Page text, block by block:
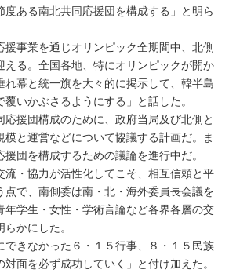
度ある南北共同応援団を構成する」と明ら
援事業を通じオリンピック全期間中、北側
える。全国各地、特にオリンピックが開か
れ幕と統一旗を大々的に掲示して、韓半島
いかぶさるようにする」と話した。
応援団構成のために、政府当局及び北側と
模と運営などについて協議する計画だ。ま
団を構成するための議論を進行中だ。
流・協力が活性化してこそ、相互信頼と平
点で、南側委は南・北・海外委員長会議を
年学生・女性・学術言論など各界各層の交
かにした。
できなかった６・１５行事、８・１５民族
面を必ず成功していく」と付け加えた。